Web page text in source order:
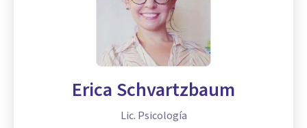
Erica Schvartzbaum
Lic. Psicología